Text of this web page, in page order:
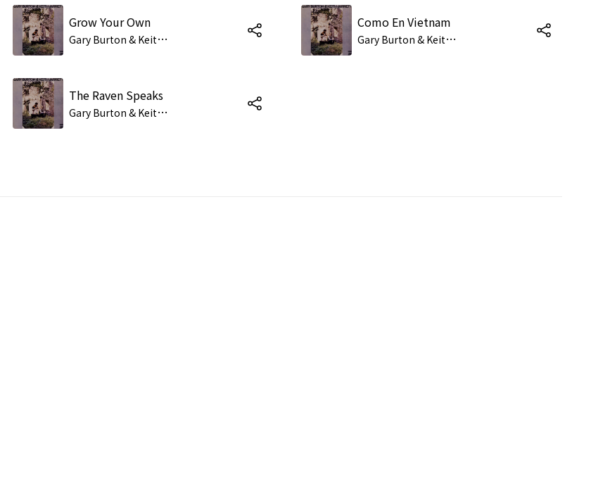
Grow Your Own
G
ary Burton & Keith Jarrett
Como En Vietnam
G
ary Burton & Keith Jarrett
The Raven Speaks
G
ary Burton & Keith Jarrett